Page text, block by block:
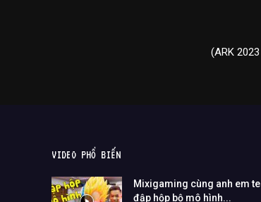
(ARK
VIDEO PHỔ BIẾN
Mixigaming cùng anh em
đập hộp bộ mô hình...